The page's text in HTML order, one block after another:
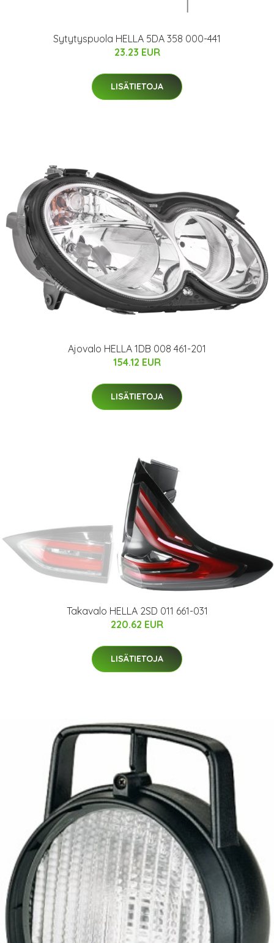
Sytytyspuola HELLA 5DA 358 000-441
23.23 EUR
LISÄTIETOJA
Ajovalo HELLA 1DB 008 461-201
154.12 EUR
LISÄTIETOJA
Takavalo HELLA 2SD 011 661-031
220.62 EUR
LISÄTIETOJA